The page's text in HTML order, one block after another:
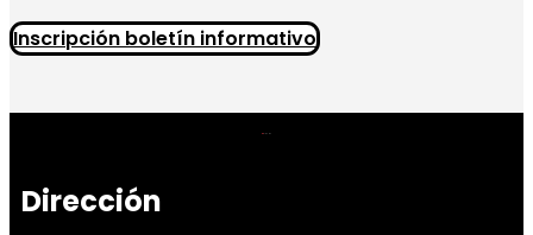
Inscripción boletín informativo
Dirección